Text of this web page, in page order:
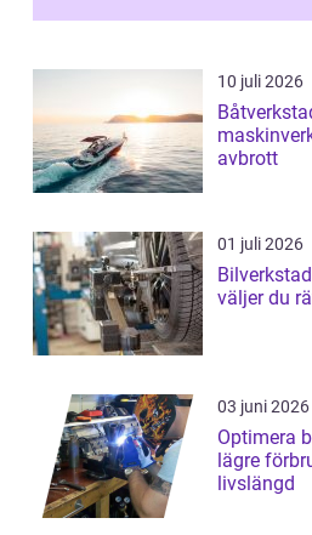
10 juli 2026
avbrott
01 juli 2026
Bilverkstad
väljer du
03 juni 2026
Optimera
lägre
livslängd